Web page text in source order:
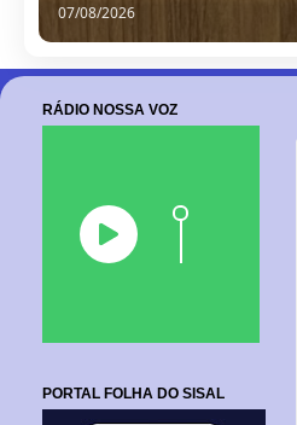
07/08/2026
RÁDIO NOSSA VOZ
PORTAL FOLHA DO SISAL